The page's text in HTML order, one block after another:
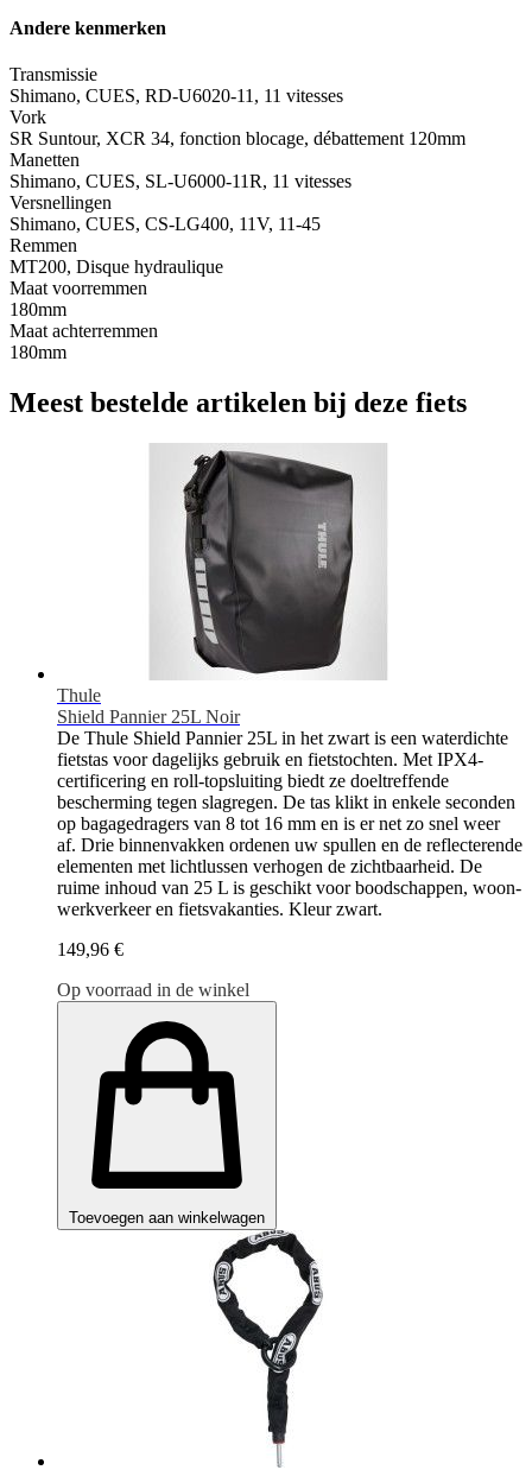
Andere kenmerken
Transmissie
Shimano, CUES, RD-U6020-11, 11 vitesses
Vork
SR Suntour, XCR 34, fonction blocage, débattement 120mm
Manetten
Shimano, CUES, SL-U6000-11R, 11 vitesses
Versnellingen
Shimano, CUES, CS-LG400, 11V, 11-45
Remmen
MT200, Disque hydraulique
Maat voorremmen
180mm
Maat achterremmen
180mm
Meest bestelde artikelen bij deze fiets
Thule
Shield Pannier 25L Noir
De Thule Shield Pannier 25L in het zwart is een waterdichte
fietstas voor dagelijks gebruik en fietstochten. Met IPX4-
certificering en roll-topsluiting biedt ze doeltreffende
bescherming tegen slagregen. De tas klikt in enkele seconden
op bagagedragers van 8 tot 16 mm en is er net zo snel weer
af. Drie binnenvakken ordenen uw spullen en de reflecterende
elementen met lichtlussen verhogen de zichtbaarheid. De
ruime inhoud van 25 L is geschikt voor boodschappen, woon-
werkverkeer en fietsvakanties. Kleur zwart.
149,96 €
Op voorraad in de winkel
Toevoegen aan winkelwagen